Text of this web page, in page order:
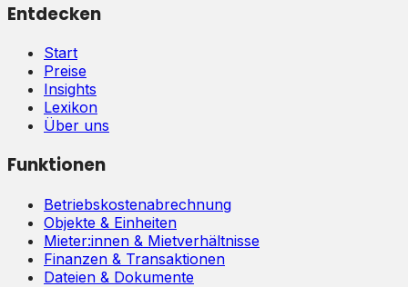
Entdecken
Start
Preise
Insights
Lexikon
Über uns
Funktionen
Betriebskostenabrechnung
Objekte & Einheiten
Mieter:innen & Mietverhältnisse
Finanzen & Transaktionen
Dateien & Dokumente